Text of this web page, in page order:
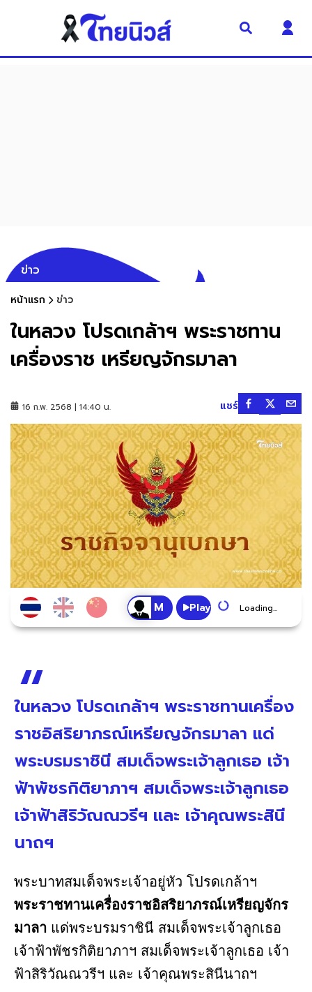
ข่าว
หน้าแรก ข่าว
ในหลวง โปรดเกล้าฯ พระราชทาน
เครื่องราช เหรียญจักรมาลา
16 ก.พ. 2568 | 14:40 น. แชร์
Play Loading...
ในหลวง โปรดเกล้าฯ พระราชทานเครื่อง
ราชอิสริยาภรณ์เหรียญจักรมาลา แด่
พระบรมราชินี สมเด็จพระเจ้าลูกเธอ เจ้า
ฟ้าพัชรกิติยาภาฯ สมเด็จพระเจ้าลูกเธอ
เจ้าฟ้าสิริวัณณวรีฯ และ เจ้าคุณพระสินี
นาถฯ
พระบาทสมเด็จพระเจ้าอยู่หัว โปรดเกล้าฯ
พระราชทานเครื่องราชอิสริยาภรณ์เหรียญจักร
มาลา แด่พระบรมราชินี สมเด็จพระเจ้าลูกเธอ
เจ้าฟ้าพัชรกิติยาภาฯ สมเด็จพระเจ้าลูกเธอ เจ้า
ฟ้าสิริวัณณวรีฯ และ เจ้าคุณพระสินีนาถฯ